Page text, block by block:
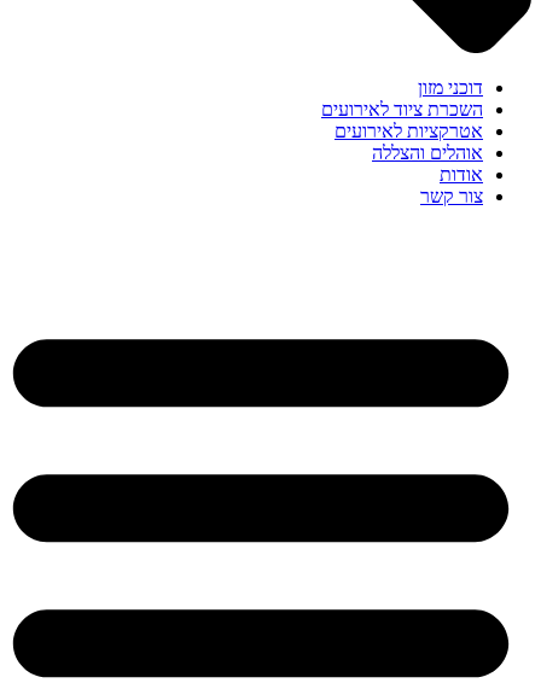
דוכני מזון
השכרת ציוד לאירועים
אטרקציות לאירועים
אוהלים והצללה
אודות
צור קשר